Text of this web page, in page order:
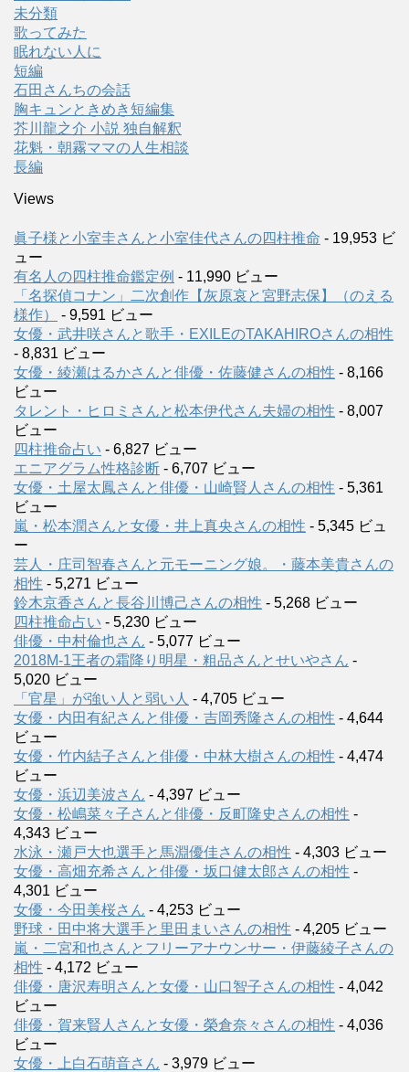
未分類
歌ってみた
眠れない人に
短編
石田さんちの会話
胸キュンときめき短編集
芥川龍之介 小説 独自解釈
花魁・朝霧ママの人生相談
長編
Views
眞子様と小室圭さんと小室佳代さんの四柱推命 - 19,953 ビ
ュー
有名人の四柱推命鑑定例 - 11,990 ビュー
「名探偵コナン」二次創作【灰原哀と宮野志保】（のえる
様作）
- 9,591 ビュー
女優・武井咲さんと歌手・EXILEのTAKAHIROさんの相性
- 8,831 ビュー
女優・綾瀬はるかさんと俳優・佐藤健さんの相性 - 8,166
ビュー
タレント・ヒロミさんと松本伊代さん夫婦の相性 - 8,007
ビュー
四柱推命占い - 6,827 ビュー
エニアグラム性格診断 - 6,707 ビュー
女優・土屋太鳳さんと俳優・山崎賢人さんの相性 - 5,361
ビュー
嵐・松本潤さんと女優・井上真央さんの相性 - 5,345 ビュ
ー
芸人・庄司智春さんと元モーニング娘。・藤本美貴さんの
相性 - 5,271 ビュー
鈴木京香さんと長谷川博己さんの相性 - 5,268 ビュー
四柱推命占い - 5,230 ビュー
俳優・中村倫也さん - 5,077 ビュー
2018M-1王者の霜降り明星・粗品さんとせいやさん -
5,020 ビュー
「官星」が強い人と弱い人 - 4,705 ビュー
女優・内田有紀さんと俳優・吉岡秀隆さんの相性 - 4,644
ビュー
女優・竹内結子さんと俳優・中林大樹さんの相性 - 4,474
ビュー
女優・浜辺美波さん - 4,397 ビュー
女優・松嶋菜々子さんと俳優・反町隆史さんの相性 -
4,343 ビュー
水泳・瀬戸大也選手と馬淵優佳さんの相性 - 4,303 ビュー
女優・高畑充希さんと俳優・坂口健太郎さんの相性 -
4,301 ビュー
女優・今田美桜さん - 4,253 ビュー
野球・田中将大選手と里田まいさんの相性 - 4,205 ビュー
嵐・二宮和也さんとフリーアナウンサー・伊藤綾子さんの
相性 - 4,172 ビュー
俳優・唐沢寿明さんと女優・山口智子さんの相性 - 4,042
ビュー
俳優・賀来賢人さんと女優・榮倉奈々さんの相性 - 4,036
ビュー
女優・上白石萌音さん - 3,979 ビュー